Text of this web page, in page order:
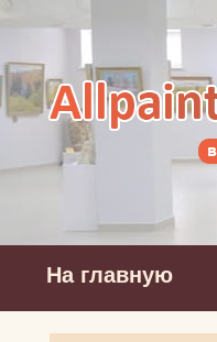
На главную